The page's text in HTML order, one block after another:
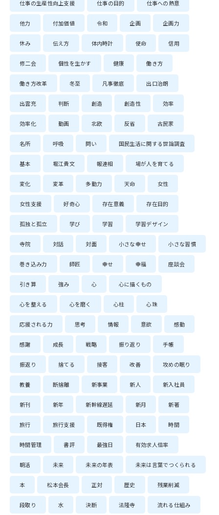
仕事の生産性向上支援 仕事の目的 仕事への熱意
他力 付加価値 令和 企画 企画力
休み 伝え方 体内時計 使命 信用
修二会 個性を生かす 健康 働き方
働き方改革 冬至 凡事徹底 出口治朗
出雲充 判断 創造 創造性 効率
効率化 動画 北欧 反省 古民家
名所 呼吸 問い 国民生活に関する世論調査
基本 堀江貴文 報連相 場が人を育てる
変化 変革 多動力 天命 女性
女性支援 好奇心 存在意義 存在目的
孤独と孤立 学び 学習 学習デザイン
寺院 対話 対面 小さな幸せ 小さな習慣
巻き込み力 師匠 幸せ 幸福 座談会
引き算 強み 心 心に描くもの
心を整える 心を磨く 心柱 心珠
応援される力 思考 情報 意欲 感動
感謝 成長 戦略 振り返り 手帳
振返り 捨てる 接客 改善 攻めの眠り
教養 断捨離 新事業 新人 新入社員
新刊 新年 新幹線遅延 新月 新著
旅行 旅行支援 既得権 日本 時間
時間管理 書評 最強日 有効求人倍率
朝活 未来 未来の年表 未来は言葉でつくられる
本 松本会長 正対 歴史 残業削減
段取り 水 決断 法隆寺 流れる仕組み